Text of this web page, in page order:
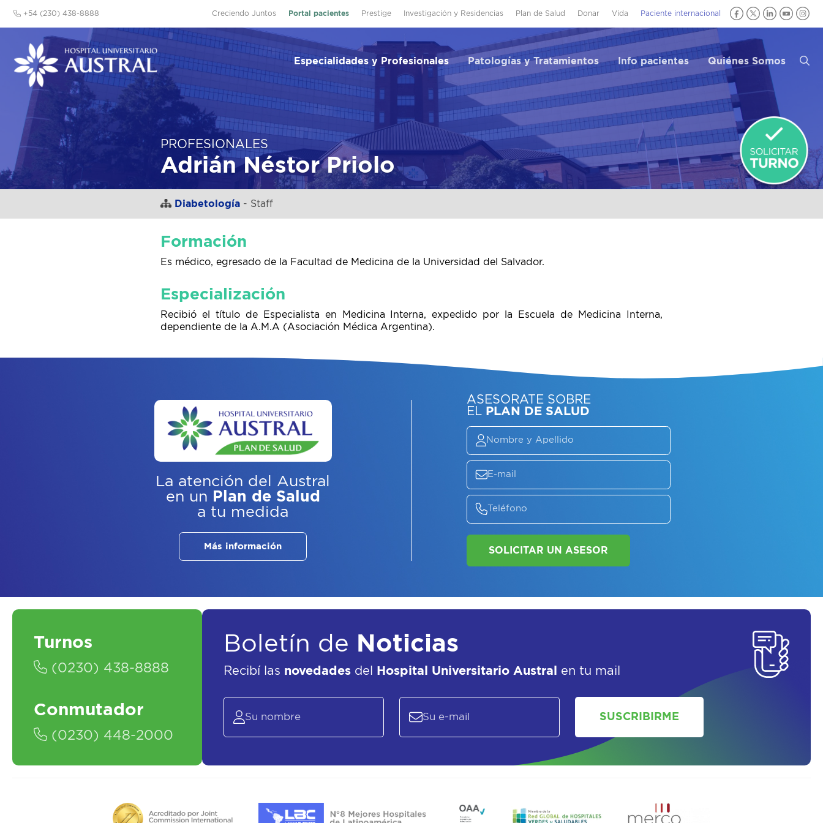
Creciendo Juntos Portal pacientes Prestige Investigación y Residencias Plan de Salud Donar Vida Paciente internacional
+54 (230) 438-8888
Especialidades y Profesionales Patologías y Tratamientos Info pacientes Quiénes Somos
PROFESIONALES
Adrián Néstor Priolo
Diabetología - Staff
Formación
Es médico, egresado de la Facultad de Medicina de la Universidad del Salvador.
Especialización
Recibió el título de Especialista en Medicina Interna, expedido por la Escuela de Medicina Interna,
dependiente de la A.M.A (Asociación Médica Argentina).
La atención del Austral
en un Plan de Salud
a tu medida
Más información
ASESORATE SOBRE
ELPLAN DE SALUD
SOLICITAR UN ASESOR
Turnos
(0230) 438-8888
Conmutador
(0230) 448-2000
Boletín de Noticias
Recibí las novedades del Hospital Universitario Austral en tu mail
SUSCRIBIRME